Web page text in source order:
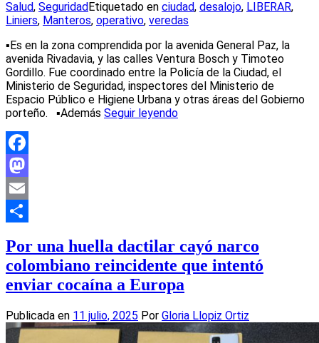
Salud, Seguridad Etiquetado en ciudad, desalojo, LIBERAR,
Liniers, Manteros, operativo, veredas
▪️Es en la zona comprendida por la avenida General Paz, la
avenida Rivadavia, y las calles Ventura Bosch y Timoteo
Gordillo. Fue coordinado entre la Policía de la Ciudad, el
Ministerio de Seguridad, inspectores del Ministerio de
Espacio Público e Higiene Urbana y otras áreas del Gobierno
porteño. ▪️Además Seguir leyendo
Facebook
Mastodon
Email
Por una huella dactilar cayó narco
colombiano reincidente que intentó
enviar cocaína a Europa
Publicada en 11 julio, 2025 Por Gloria Llopiz Ortiz